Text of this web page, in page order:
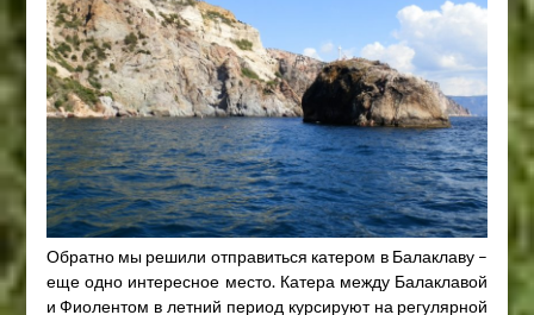
Обратно мы решили отправиться катером в Балаклаву –
еще одно интересное место. Катера между Балаклавой
и Фиолентом в летний период курсируют на регулярной